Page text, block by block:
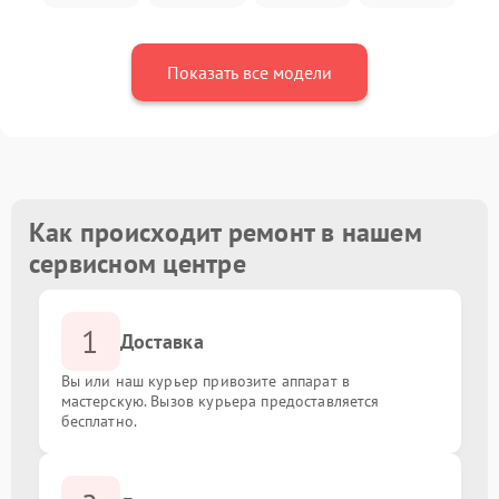
Показать все модели
Как происходит ремонт в нашем
сервисном центре
1 Доставка
Вы или наш курьер привозите аппарат в
мастерскую. Вызов курьера предоставляется
бесплатно.